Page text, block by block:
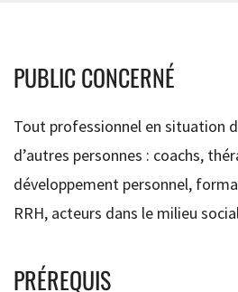
PUBLIC CONCERNÉ
Tout professionnel en situation
d’autres personnes : coachs,
développement personnel,
RRH, acteurs dans le milieu
PRÉREQUIS